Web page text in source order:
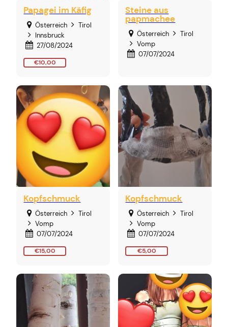
Papagei im Käfig
Österreich
Tirol
Innsbruck
27/08/2024
€10,00
Steine aus
papmachee
Österreich
Tirol
Vomp
07/07/2024
Kopfschmuck
Österreich
Tirol
Vomp
07/07/2024
€15,00
Kopfschmuck
Österreich
Tirol
Vomp
07/07/2024
€5,00